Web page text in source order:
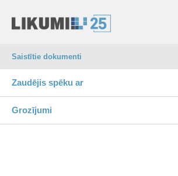
Saistītie dokumenti
Zaudējis spēku ar
Grozījumi